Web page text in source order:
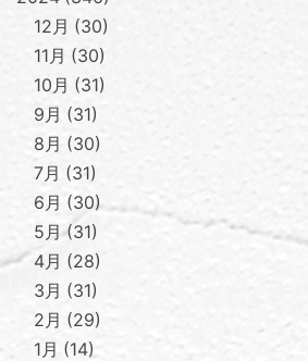
12月
30
11月
30
10月
31
9月
31
8月
30
7月
31
6月
30
5月
31
4月
28
3月
31
2月
29
1月
14